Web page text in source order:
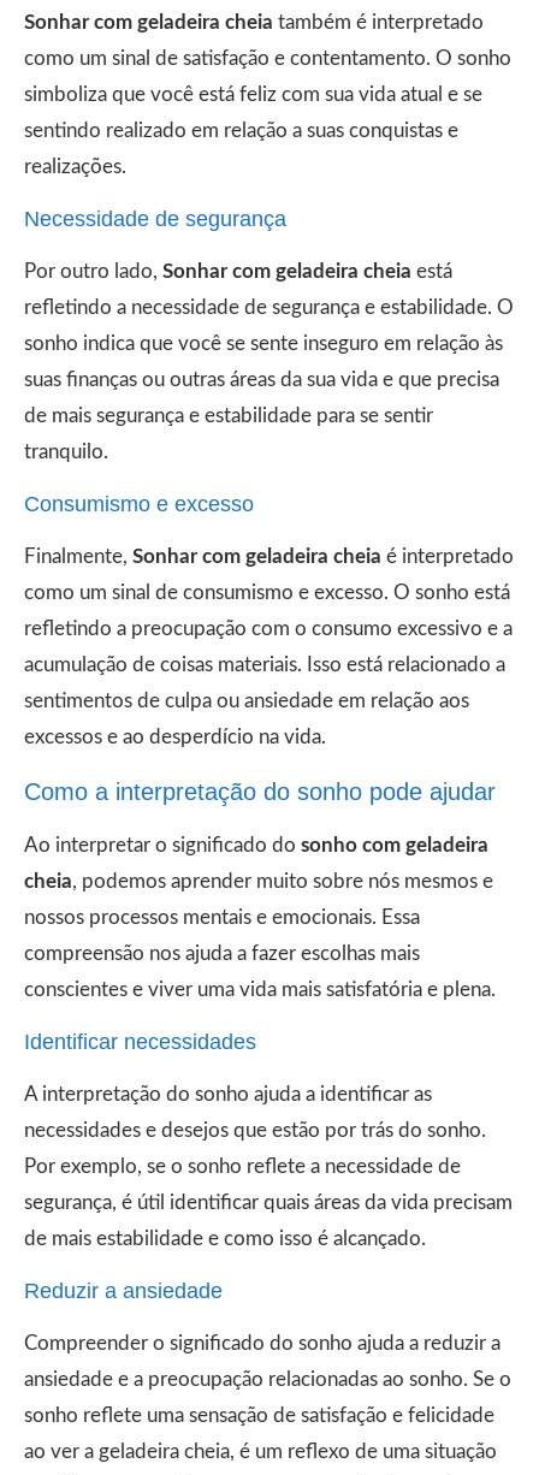
Sonhar com geladeira cheia também é interpretado
como um sinal de satisfação e contentamento. O sonho
simboliza que você está feliz com sua vida atual e se
sentindo realizado em relação a suas conquistas e
realizações.
Necessidade de segurança
Por outro lado, Sonhar com geladeira cheia está
refletindo a necessidade de segurança e estabilidade. O
sonho indica que você se sente inseguro em relação às
suas finanças ou outras áreas da sua vida e que precisa
de mais segurança e estabilidade para se sentir
tranquilo.
Consumismo e excesso
Finalmente, Sonhar com geladeira cheia é interpretado
como um sinal de consumismo e excesso. O sonho está
refletindo a preocupação com o consumo excessivo e a
acumulação de coisas materiais. Isso está relacionado a
sentimentos de culpa ou ansiedade em relação aos
excessos e ao desperdício na vida.
Como a interpretação do sonho pode ajudar
Ao interpretar o significado do sonho com geladeira
cheia, podemos aprender muito sobre nós mesmos e
nossos processos mentais e emocionais. Essa
compreensão nos ajuda a fazer escolhas mais
conscientes e viver uma vida mais satisfatória e plena.
Identificar necessidades
A interpretação do sonho ajuda a identificar as
necessidades e desejos que estão por trás do sonho.
Por exemplo, se o sonho reflete a necessidade de
segurança, é útil identificar quais áreas da vida precisam
de mais estabilidade e como isso é alcançado.
Reduzir a ansiedade
Compreender o significado do sonho ajuda a reduzir a
ansiedade e a preocupação relacionadas ao sonho. Se o
sonho reflete uma sensação de satisfação e felicidade
ao ver a geladeira cheia, é um reflexo de uma situação